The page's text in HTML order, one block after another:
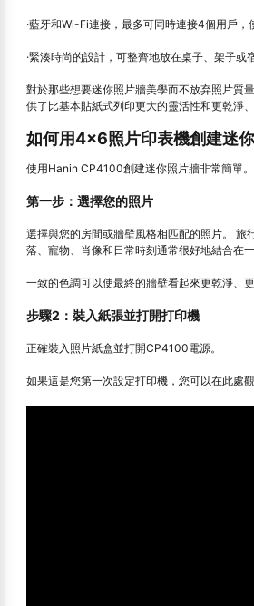
·藍牙和Wi-Fi連接，最多可同時連接4個用戶，
·緊湊時尚的設計，可整齊地放在桌子、架子或
對於那些想要迷你照片牆美學而不放弃照片質
供了比基本貼紙式列印更大的靈活性和更乾淨、
如何用4×6照片印表機創建迷
使用Hanin CP4100創建迷你照片牆非常簡單。
第一步：選擇您的照片
選擇與您的房間或牆壁風格相匹配的照片。 旅
落、寵物、肖像和日常時刻通常很好地結合在一
一致的色調可以使最終的牆壁看起來更乾淨、更
步驟2：裝入紙張並打開打印機
正確裝入照片紙盒並打開CP4100電源。
如果這是您第一次設定打印機，您可以在此處